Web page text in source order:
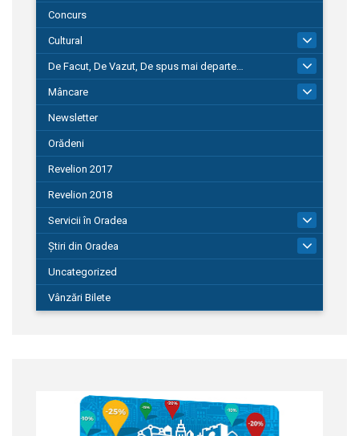
Concurs
Cultural
De Facut, De Vazut, De spus mai departe…
580
Mâncare
Newsletter
Orădeni
Revelion 2017
Revelion 2018
Servicii în Oradea
Știri din Oradea
Uncategorized
Vânzări Bilete